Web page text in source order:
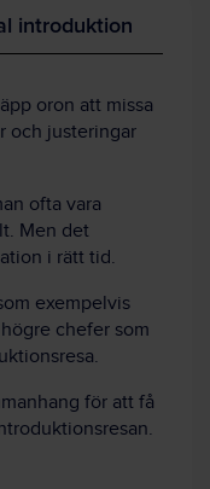
introduktion
oron att missa
och justeringar
ofta vara
Men det
i rätt tid.
exempelvis
chefer som
för att få